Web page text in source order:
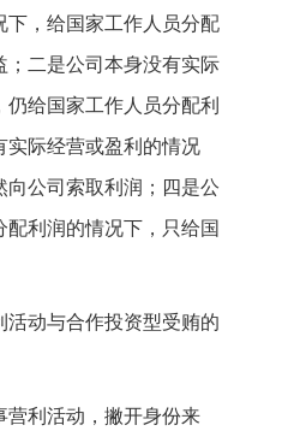
下，给国家工作人员分配
；二是公司本身没有实际
给国家工作人员分配利
实际经营或盈利的情况
向公司索取利润；四是公
利润的情况下，只给国
活动与合作投资型受贿的
营利活动，撇开身份来